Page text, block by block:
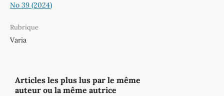
No 39 (2024)
Rubrique
Varia
Articles les plus lus par le même
auteur ou la même autrice